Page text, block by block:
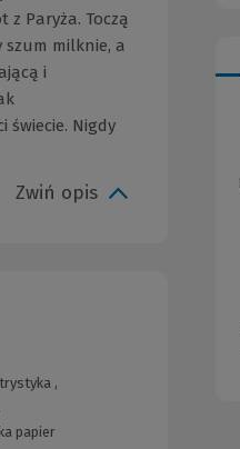
Paryża. Toczą
szum milknie, a
i
świecie. Nigdy
Zwiń opis
,
papier